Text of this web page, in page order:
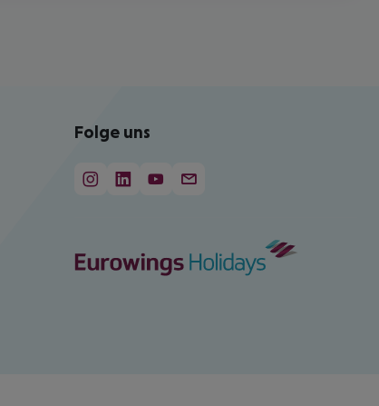
Folge uns